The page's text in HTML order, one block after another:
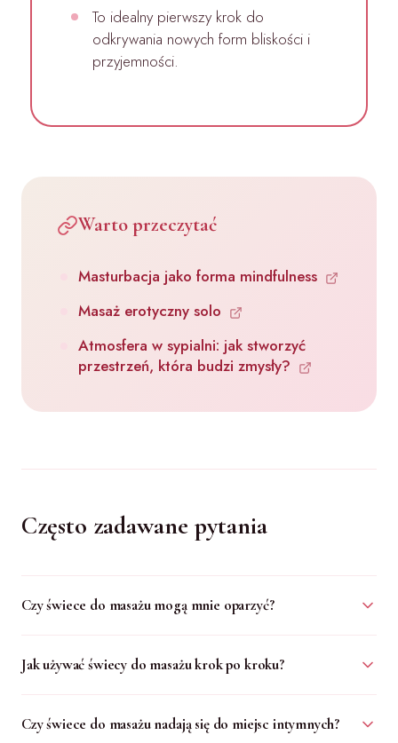
To idealny pierwszy krok do
odkrywania nowych form bliskości i
przyjemności.
Warto przeczytać
Masturbacja jako forma mindfulness
Masaż erotyczny solo
Atmosfera w sypialni: jak stworzyć
przestrzeń, która budzi zmysły?
Często zadawane pytania
Czy świece do masażu mogą mnie oparzyć?
Jak używać świecy do masażu krok po kroku?
Czy świece do masażu nadają się do miejsc intymnych?